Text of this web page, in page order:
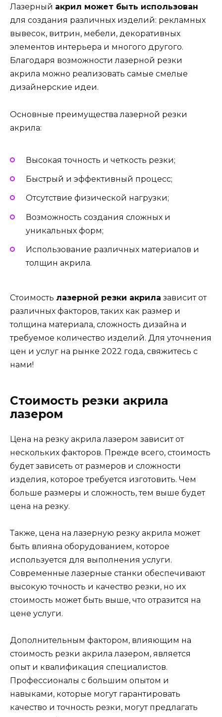
Лазерный акрил может быть использован
для создания различных изделий: рекламных
вывесок, витрин, мебели, декоративных
элементов интерьера и многого другого.
Благодаря возможности лазерной резки
акрила можно реализовать самые смелые
дизайнерские идеи.
Основные преимущества лазерной резки
акрила:
Высокая точность и четкость резки;
Быстрый и эффективный процесс;
Отсутствие физической нагрузки;
Возможность создания сложных и
уникальных форм;
Использование различных материалов и
толщин акрила.
Стоимость лазерной резки акрила зависит от
различных факторов, таких как размер и
толщина материала, сложность дизайна и
требуемое количество изделий. Для уточнения
цен и услуг на рынке 2022 года, свяжитесь с
нами!
Стоимость резки акрила
лазером
Цена на резку акрила лазером зависит от
нескольких факторов. Прежде всего, стоимость
будет зависеть от размеров и сложности
изделия, которое требуется изготовить. Чем
больше размеры и сложность, тем выше будет
цена на резку.
Также, цена на лазерную резку акрила может
быть влияна оборудованием, которое
используется для выполнения услуги.
Современные лазерные станки обеспечивают
высокую точность и качество резки, но их
стоимость может быть выше, что отразится на
цене услуги.
Дополнительным фактором, влияющим на
стоимость резки акрила лазером, является
опыт и квалификация специалистов.
Профессионалы с большим опытом и
навыками, которые могут гарантировать
качество и точность резки, могут предлагать